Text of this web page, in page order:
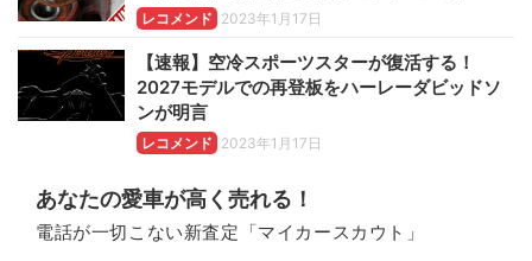
レコメンド 2023年1月17日
【速報】空冷スポーツスターが復活する！
2027モデルでの再登板をハーレーダビッドソ
ンが明言
レコメンド 2023年1月17日
あなたの愛車が高く売れる！
電話が一切こない新査定「マイカースカウト」